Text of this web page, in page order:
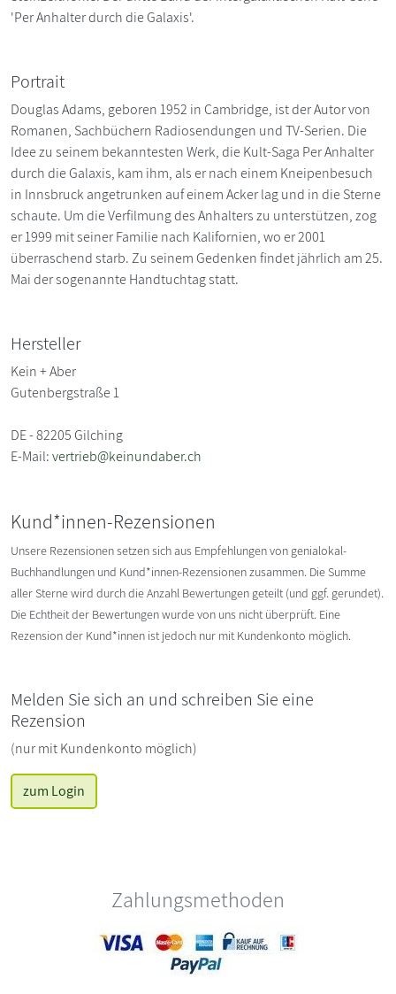
'Per Anhalter durch die Galaxis'.
Portrait
Douglas Adams, geboren 1952 in Cambridge, ist der Autor von
Romanen, Sachbüchern Radiosendungen und TV-Serien. Die
Idee zu seinem bekanntesten Werk, die Kult-Saga Per Anhalter
durch die Galaxis, kam ihm, als er nach einem Kneipenbesuch
in Innsbruck angetrunken auf einem Acker lag und in die Sterne
schaute. Um die Verfilmung des Anhalters zu unterstützen, zog
er 1999 mit seiner Familie nach Kalifornien, wo er 2001
überraschend starb. Zu seinem Gedenken findet jährlich am 25.
Mai der sogenannte Handtuchtag statt.
Hersteller
Kein + Aber
Gutenbergstraße 1
DE - 82205 Gilching
E-Mail:vertrieb@keinundaber.ch
Kund*innen-Rezensionen
Unsere Rezensionen setzen sich aus Empfehlungen von genialokal-
Buchhandlungen und Kund*innen-Rezensionen zusammen. Die Summe
aller Sterne wird durch die Anzahl Bewertungen geteilt (und ggf. gerundet).
Die Echtheit der Bewertungen wurde von uns nicht überprüft. Eine
Rezension der Kund*innen ist jedoch nur mit Kundenkonto möglich.
Melden Sie sich an und schreiben Sie eine
Rezension
(nur mit Kundenkonto möglich)
zum Login
Zahlungsmethoden